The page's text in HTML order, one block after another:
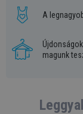
A
magunk